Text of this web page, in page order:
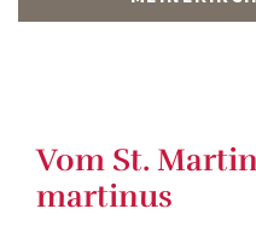
Vom St.
martinus